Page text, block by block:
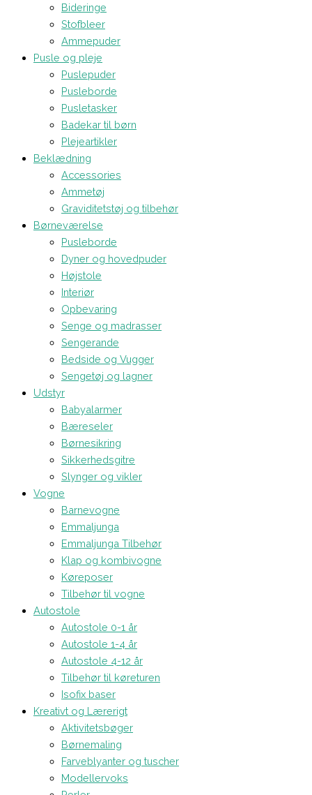
Bideringe
Stofbleer
Ammepuder
Pusle og pleje
Puslepuder
Pusleborde
Pusletasker
Badekar til børn
Plejeartikler
Beklædning
Accessories
Ammetøj
Graviditetstøj og tilbehør
Børneværelse
Pusleborde
Dyner og hovedpuder
Højstole
Interiør
Opbevaring
Senge og madrasser
Sengerande
Bedside og Vugger
Sengetøj og lagner
Udstyr
Babyalarmer
Bæreseler
Børnesikring
Sikkerhedsgitre
Slynger og vikler
Vogne
Barnevogne
Emmaljunga
Emmaljunga Tilbehør
Klap og kombivogne
Køreposer
Tilbehør til vogne
Autostole
Autostole 0-1 år
Autostole 1-4 år
Autostole 4-12 år
Tilbehør til køreturen
Isofix baser
Kreativt og Lærerigt
Aktivitetsbøger
Børnemaling
Farveblyanter og tuscher
Modellervoks